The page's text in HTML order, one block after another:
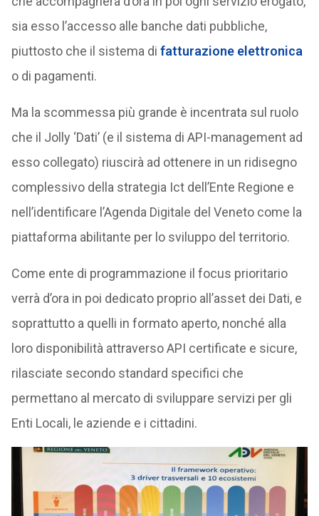
sia esso l’accesso alle banche dati pubbliche,
piuttosto che il sistema di fatturazione elettronica
o di pagamenti.
Ma la scommessa più grande è incentrata sul ruolo
che il Jolly ‘Dati’ (e il sistema di API-management ad
esso collegato) riuscirà ad ottenere in un ridisegno
complessivo della strategia Ict dell’Ente Regione e
nell’identificare l’Agenda Digitale del Veneto come la
piattaforma abilitante per lo sviluppo del territorio.
Come ente di programmazione il focus prioritario
verrà d’ora in poi dedicato proprio all’asset dei Dati, e
soprattutto a quelli in formato aperto, nonché alla
loro disponibilità attraverso API certificate e sicure,
rilasciate secondo standard specifici che
permettano al mercato di sviluppare servizi per gli
Enti Locali, le aziende e i cittadini.